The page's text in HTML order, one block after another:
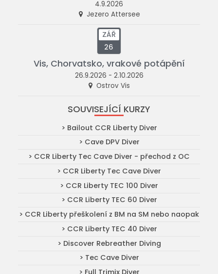
4.9.2026
Jezero Attersee
ZÁŘ
26
Vis, Chorvatsko, vrakové potápění
26.9.2026 - 2.10.2026
Ostrov Vis
SOUVISEJÍCÍ KURZY
> Bailout CCR Liberty Diver
> Cave DPV Diver
> CCR Liberty Tec Cave Diver - přechod z OC
> CCR Liberty Tec Cave Diver
> CCR Liberty TEC 100 Diver
> CCR Liberty TEC 60 Diver
> CCR Liberty přeškolení z BM na SM nebo naopak
> CCR Liberty TEC 40 Diver
> Discover Rebreather Diving
> Tec Cave Diver